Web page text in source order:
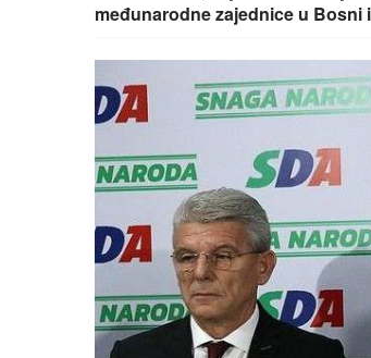
međunarodne zajednice u Bosni